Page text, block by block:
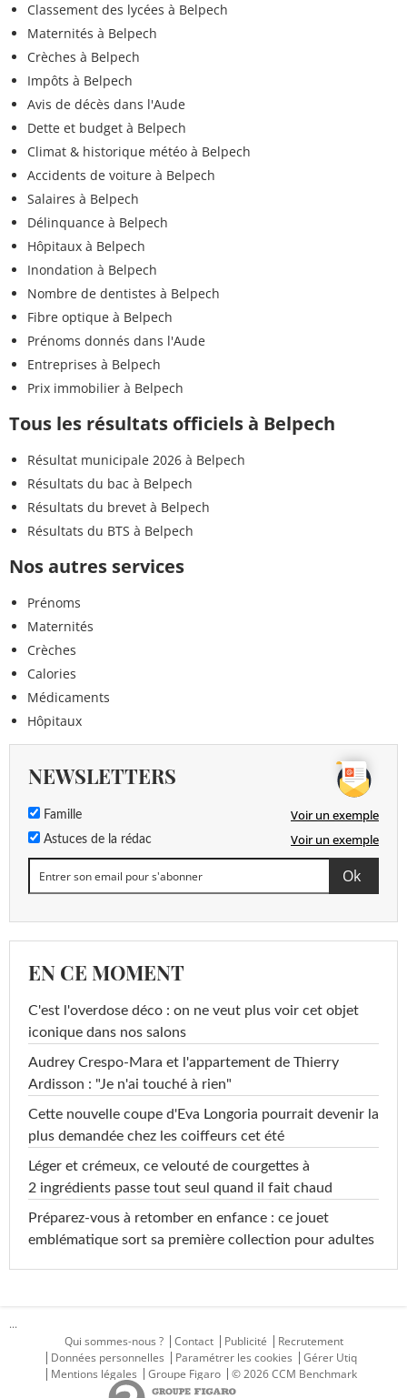
Classement des lycées à Belpech
Maternités à Belpech
Crèches à Belpech
Impôts à Belpech
Avis de décès dans l'Aude
Dette et budget à Belpech
Climat & historique météo à Belpech
Accidents de voiture à Belpech
Salaires à Belpech
Délinquance à Belpech
Hôpitaux à Belpech
Inondation à Belpech
Nombre de dentistes à Belpech
Fibre optique à Belpech
Prénoms donnés dans l'Aude
Entreprises à Belpech
Prix immobilier à Belpech
Tous les résultats officiels à Belpech
Résultat municipale 2026 à Belpech
Résultats du bac à Belpech
Résultats du brevet à Belpech
Résultats du BTS à Belpech
Nos autres services
Prénoms
Maternités
Crèches
Calories
Médicaments
Hôpitaux
NEWSLETTERS
Famille Voir un exemple
Astuces de la rédac Voir un exemple
EN CE MOMENT
C'est l'overdose déco : on ne veut plus voir cet objet
iconique dans nos salons
Audrey Crespo-Mara et l'appartement de Thierry
Ardisson : "Je n'ai touché à rien"
Cette nouvelle coupe d'Eva Longoria pourrait devenir la
plus demandée chez les coiffeurs cet été
Léger et crémeux, ce velouté de courgettes à
2 ingrédients passe tout seul quand il fait chaud
Préparez-vous à retomber en enfance : ce jouet
emblématique sort sa première collection pour adultes
...
Qui sommes-nous ?
Contact Publicité
Recrutement
Données personnelles
Paramétrer les cookies
Gérer Utiq
Mentions légales
Groupe Figaro © 2026 CCM Benchmark